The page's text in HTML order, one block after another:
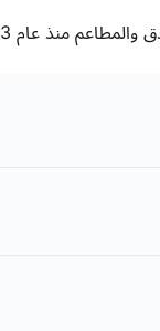
عليها الطهاة المحترفون والهواة.